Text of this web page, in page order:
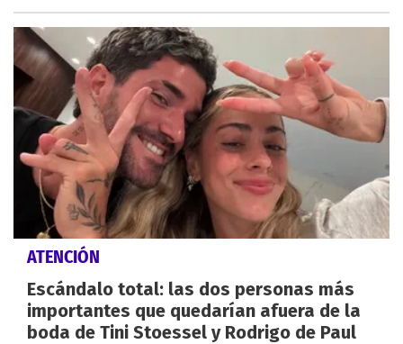
ATENCIÓN
Escándalo total: las dos personas más
importantes que quedarían afuera de la
boda de Tini Stoessel y Rodrigo de Paul